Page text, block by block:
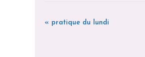
N
« pratique du lundi